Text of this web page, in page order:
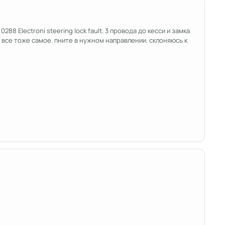
Electroni steering lock fault. 3 провода до кесси и замка
тоже самое. пните в нужном направлении. склоняюсь к